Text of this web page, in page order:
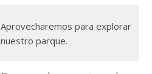
Aprovecharemos para explorar
nuestro parque.